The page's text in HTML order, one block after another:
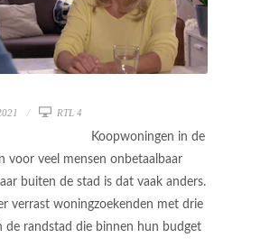
RTL 4
Koopwoningen in de
voor veel mensen onbetaalbaar
buiten de stad is dat vaak anders.
verrast woningzoekenden met drie
de randstad die binnen hun budget